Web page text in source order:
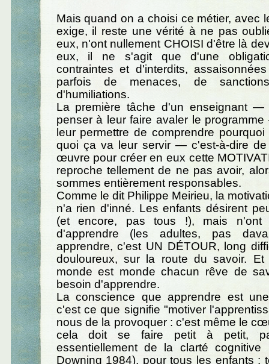
Mais quand on a choisi ce métier, avec
exige, il reste une vérité à ne pas
eux, n'ont nullement CHOISI d'être là
eux, il ne s'agit que d'une
contraintes et d'interdits,
parfois de menaces, de
d'humiliations.
La première tâche d'un enseignant
penser à leur faire avaler le
leur permettre de comprendre
quoi ça va leur servir — c'est-à-dire
œuvre pour créer en eux cette
reproche tellement de ne pas avoir,
sommes entièrement responsables.
Comme le dit Philippe Meirieu, la
n'a rien d'inné. Les enfants désirent
(et encore, pas tous !), mais n'ont
d'apprendre (les adultes, pas
apprendre, c'est UN DÉTOUR, long
douloureux, sur la route du savoir.
monde est monde chacun rêve de
besoin d'apprendre.
La conscience que apprendre est
c'est ce que signifie "motiver
nous de la provoquer : c'est même le
cela doit se faire petit à petit,
essentiellement de la clarté cognitive
Downing 1984), pour tous les enfants :